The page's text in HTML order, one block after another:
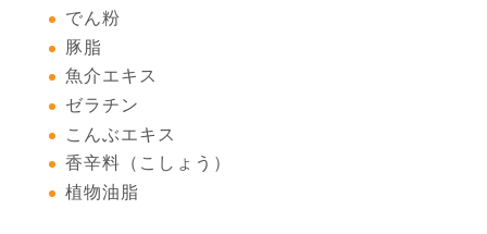
でん粉
豚脂
魚介エキス
ゼラチン
こんぶエキス
香辛料（こしょう）
植物油脂